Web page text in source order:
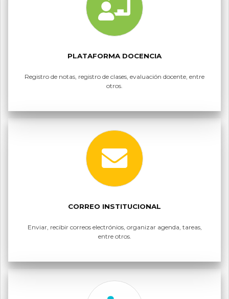
PLATAFORMA DOCENCIA
Registro de notas, registro de clases, evaluación docente, entre
otros.
CORREO INSTITUCIONAL
Enviar, recibir correos electrónios, organizar agenda, tareas,
entre otros.